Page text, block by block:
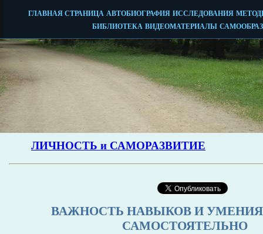
ВАЖНОСТЬ НАВЫКОВ И
САМОСТОЯТЕЛЬНО